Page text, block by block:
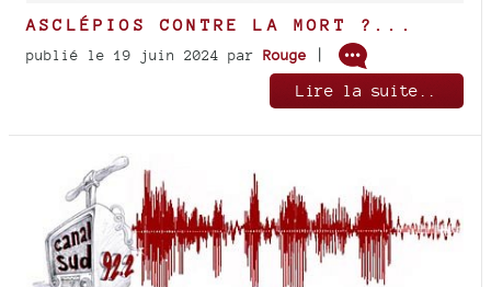
ASCLÉPIOS CONTRE LA MORT ?...
publié le 19 juin 2024 par Rouge
|
Lire la suite..